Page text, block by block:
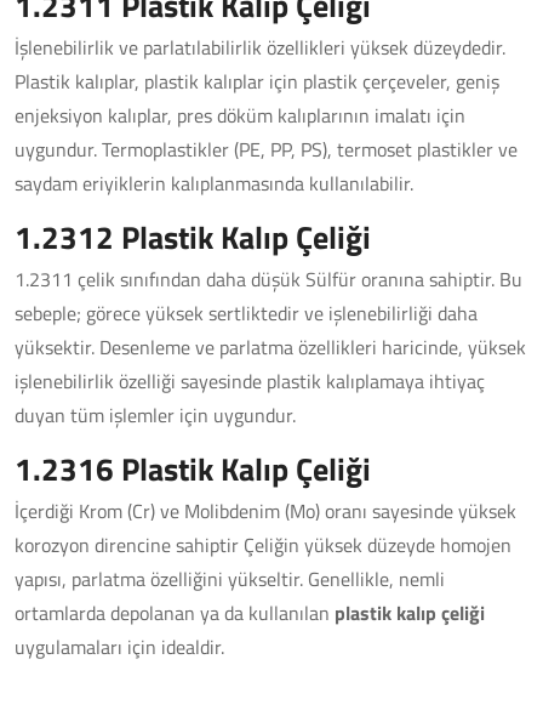
İşlenebilirlik ve parlatılabilirlik özellikleri yüksek düzeydedir.
Plastik kalıplar, plastik kalıplar için plastik çerçeveler, geniş
enjeksiyon kalıplar, pres döküm kalıplarının imalatı için
uygundur. Termoplastikler (PE, PP, PS), termoset plastikler ve
saydam eriyiklerin kalıplanmasında kullanılabilir.
1.2312 Plastik Kalıp Çeliği
1.2311 çelik sınıfından daha düşük Sülfür oranına sahiptir. Bu
sebeple; görece yüksek sertliktedir ve işlenebilirliği daha
yüksektir. Desenleme ve parlatma özellikleri haricinde, yüksek
işlenebilirlik özelliği sayesinde plastik kalıplamaya ihtiyaç
duyan tüm işlemler için uygundur.
1.2316 Plastik Kalıp Çeliği
İçerdiği Krom (Cr) ve Molibdenim (Mo) oranı sayesinde yüksek
korozyon direncine sahiptir Çeliğin yüksek düzeyde homojen
yapısı, parlatma özelliğini yükseltir. Genellikle, nemli
ortamlarda depolanan ya da kullanılan plastik kalıp çeliği
uygulamaları için idealdir.